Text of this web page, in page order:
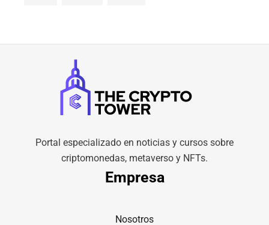
Portal especializado en noticias y cursos sobre
criptomonedas, metaverso y NFTs.
Empresa
Nosotros